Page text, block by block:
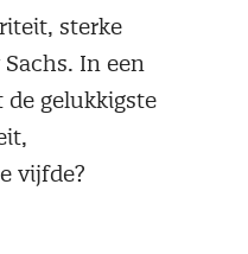
sterke
In een
gelukkigste
vijfde?